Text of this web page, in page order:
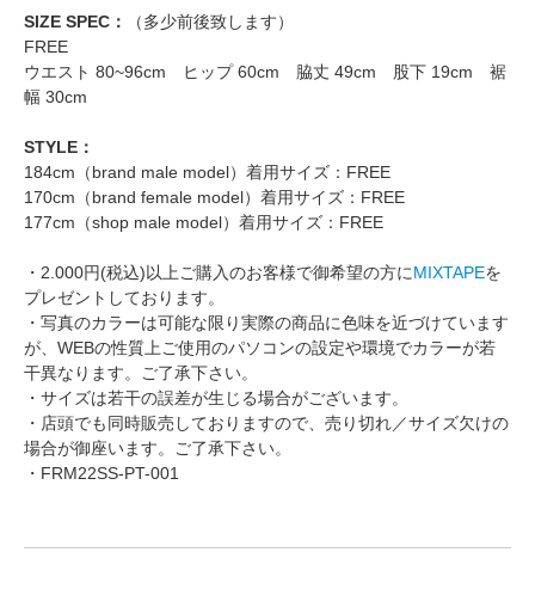
SIZE SPEC：
（多少前後致します）
FREE
ウエスト 80~96cm ヒップ 60cm 脇丈 49cm 股下 19cm 裾
幅 30cm
STYLE：
184cm（brand male model）着用サイズ：FREE
170cm（brand female model）着用サイズ：FREE
177cm（shop male model）着用サイズ：FREE
・2.000円(税込)以上ご購入のお客様で御希望の方にMIXTAPEを
プレゼントしております。
・写真のカラーは可能な限り実際の商品に色味を近づけています
が、WEBの性質上ご使用のパソコンの設定や環境でカラーが若
干異なります。ご了承下さい。
・サイズは若干の誤差が生じる場合がございます。
・店頭でも同時販売しておりますので、売り切れ／サイズ欠けの
場合が御座います。ご了承下さい。
・FRM22SS-PT-001